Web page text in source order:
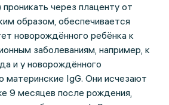
через плаценту от
образом, обеспечивается
новорождённого ребёнка к
заболеваниям, например, к
и у новорождённого
материнские IgG. Они исчезают
9 месяцев после рождения,